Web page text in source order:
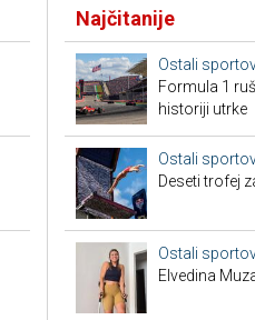
Najčitanije
Ostali
Formula 1
historiji utrke
Ostali
Deseti trofej
Ostali
Elvedina